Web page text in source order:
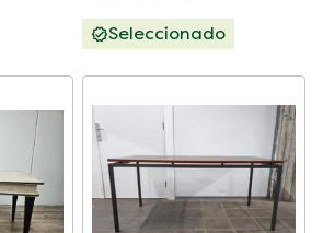
Seleccionado